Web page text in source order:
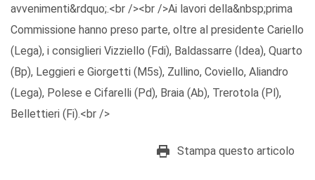
Stampa questo articolo